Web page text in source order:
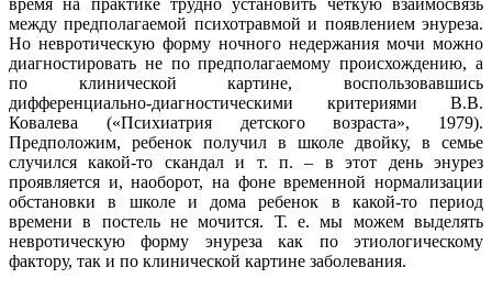
между предполагаемой психотравмой и появлением энуреза.
Но невротическую форму ночного недержания мочи можно
диагностировать не по предполагаемому происхождению, а
по клинической картине, воспользовавшись
дифференциально-диагностическими критериями В.В.
Ковалева («Психиатрия детского возраста», 1979).
Предположим, ребенок получил в школе двойку, в семье
случился какой-то скандал и т. п. – в этот день энурез
проявляется и, наоборот, на фоне временной нормализации
обстановки в школе и дома ребенок в какой-то период
времени в постель не мочится. Т. е. мы можем выделять
невротическую форму энуреза как по этиологическому
фактору, так и по клинической картине заболевания.